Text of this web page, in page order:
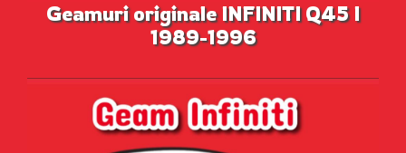
Geamuri originale INFINITI Q45 I
1989-1996